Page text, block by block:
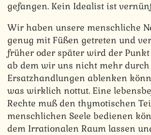
gefangen. Kein Idealist ist
Wir haben unsere menschliche
genug mit Füßen getreten und
früher oder später wird der
ab dem wir uns nicht mehr durch
Ersatzhandlungen ablenken
was wirklich nottut. Eine
Rechte muß den thymotischen
menschlichen Seele bedienen
dem Irrationalen Raum lassen